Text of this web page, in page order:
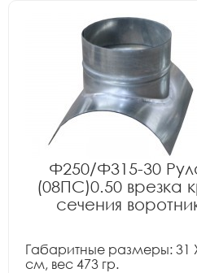
Ф250/Ф315-30
(08ПС)0.50 врезка
сечения
Габаритные размеры: 31
см, вес 473 гр.